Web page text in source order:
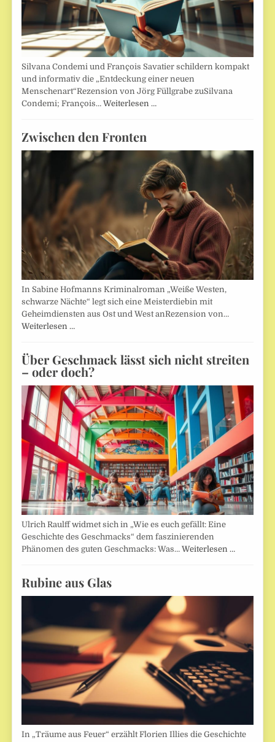
Silvana Condemi und François Savatier schildern kompakt
und informativ die „Entdeckung einer neuen
Menschenart“Rezension von Jörg Füllgrabe zuSilvana
Condemi; François…Weiterlesen …
Zwischen den Fronten
In Sabine Hofmanns Kriminalroman „Weiße Westen,
schwarze Nächte“ legt sich eine Meisterdiebin mit
Geheimdiensten aus Ost und West anRezension von…
Weiterlesen …
Über Geschmack lässt sich nicht streiten
– oder doch?
Ulrich Raulff widmet sich in „Wie es euch gefällt: Eine
Geschichte des Geschmacks“ dem faszinierenden
Phänomen des guten Geschmacks: Was…Weiterlesen …
Rubine aus Glas
In „Träume aus Feuer“ erzählt Florien Illies die Geschichte